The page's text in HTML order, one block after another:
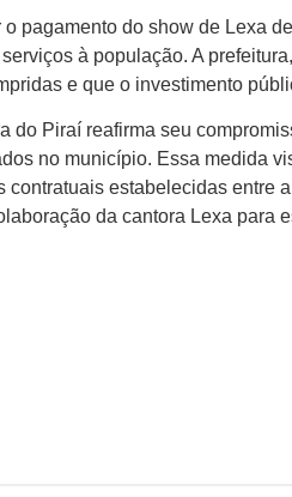
pagamento do show de Lexa
à população. A
e que o investimento
do Piraí reafirma seu
no município. Essa medida
contratuais estabelecidas entre
da cantora Lexa para